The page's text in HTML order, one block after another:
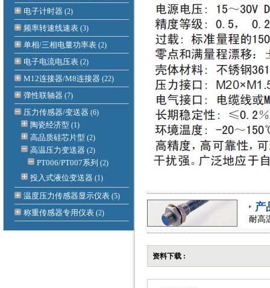
产
耐高
资料下载 :
电子计时器 (2)
频率转速线速表 (3)
单相/三相电量功率表 (2)
电子电流电压表 (2)
M12连接器/M8连接器 (22)
弹性联轴器 (7)
压力传感器/变送器 (6)
陶瓷经济型 (1)
高品质硅芯片型 (2)
高温压力变送器 (2)
PT006/PT007系列 (2)
投入式液位变送器 (1)
温度压力传感器显示仪表 (5)
称重传感器专用仪表 (2)